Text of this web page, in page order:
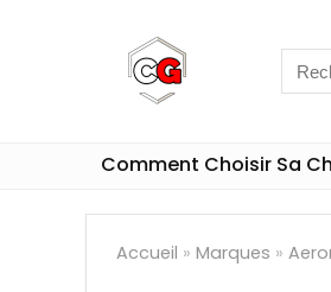
Comment Choisir Sa
Accueil » Marques »